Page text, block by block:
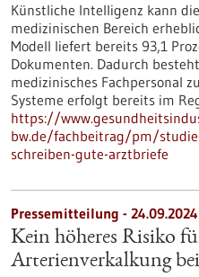
Künstliche Intelligenz kann
medizinischen Bereich
Modell liefert bereits 93,1
Dokumenten. Dadurch
medizinisches Fachpersonal
Systeme erfolgt bereits im
https://
bw.de/fachbeitrag/pm/
schreiben-gute-arztbriefe
Pressemitteilung - 24.09.2024
Kein höheres Risiko
Arterienverkalkung